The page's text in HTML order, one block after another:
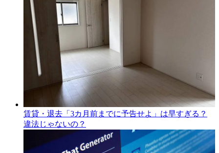
賃貸・退去「3カ月前までに予告せよ」は早すぎる？
違法じゃないの？